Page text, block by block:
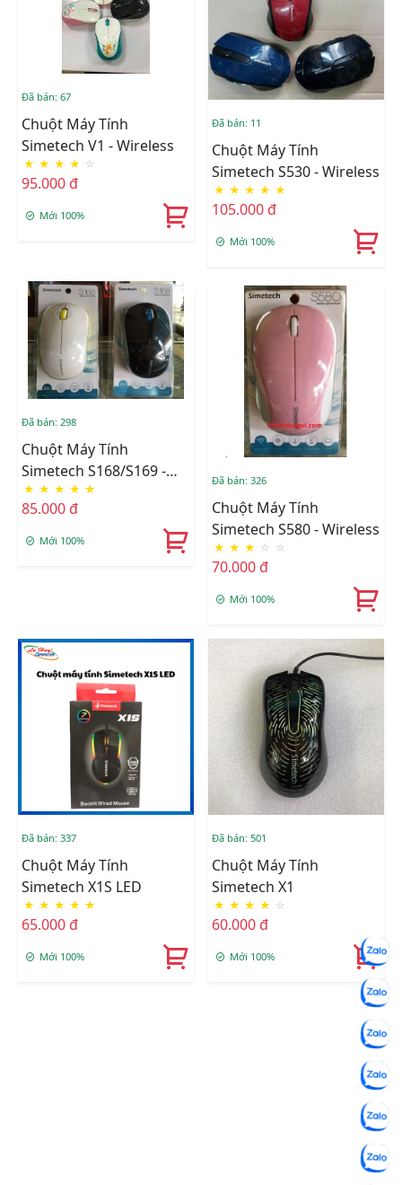
Đã bán: 67
Chuột Máy Tính
Simetech V1 - Wireless
★ ★ ★ ★ ☆
95.000 đ
Mới 100%
Đã bán: 11
Chuột Máy Tính
Simetech S530 - Wireless
★ ★ ★ ★ ★
105.000 đ
Mới 100%
Đã bán: 298
Chuột Máy Tính
Simetech S168/S169 -
Wireless
★ ★ ★ ★ ★
85.000 đ
Mới 100%
Đã bán: 326
Chuột Máy Tính
Simetech S580 - Wireless
★ ★ ★ ☆ ☆
70.000 đ
Mới 100%
Đã bán: 337
Chuột Máy Tính
Simetech X1S LED
★ ★ ★ ★ ★
65.000 đ
Mới 100%
Đã bán: 501
Chuột Máy Tính
Simetech X1
★ ★ ★ ★ ☆
60.000 đ
Mới 100%